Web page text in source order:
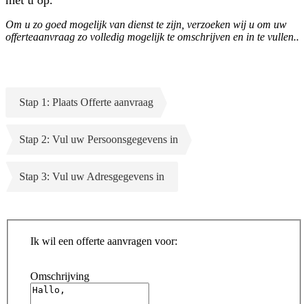
Om u zo goed mogelijk van dienst te zijn, verzoeken wij u om uw
offerteaanvraag zo volledig mogelijk te omschrijven en in te vullen..
Stap 1: Plaats Offerte aanvraag
Stap 2: Vul uw Persoonsgegevens in
Stap 3: Vul uw Adresgegevens in
Ik wil een offerte aanvragen voor:
Omschrijving